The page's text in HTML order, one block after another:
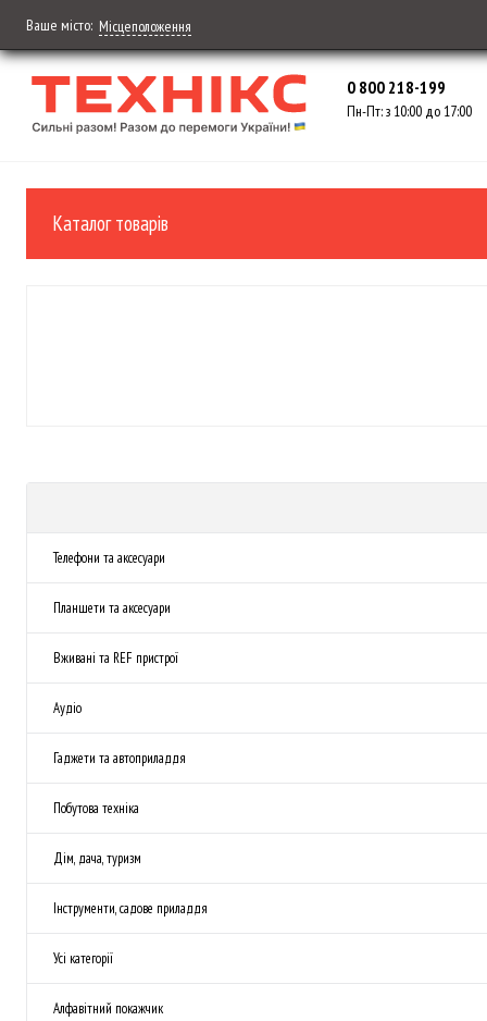
Ваше місто: Місцеположення
0 800 218-199
Пн-Пт: з 10:00 до 17:00
Каталог товарів
Телефони та аксесуари
Планшети та аксесуари
Вживані та REF пристрої
Аудіо
Гаджети та автоприладдя
Побутова техніка
Дім, дача, туризм
Інструменти, садове приладдя
Усі категорії
Алфавітний покажчик